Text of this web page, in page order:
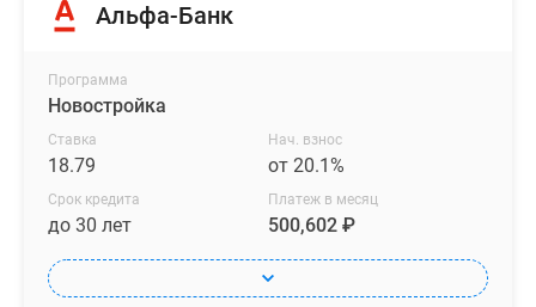
Альфа-Банк
Программа
Новостройка
Ставка
18.79
Нач. взнос
от 20.1%
Срок кредита
до 30 лет
Платеж в месяц
500,602 ₽